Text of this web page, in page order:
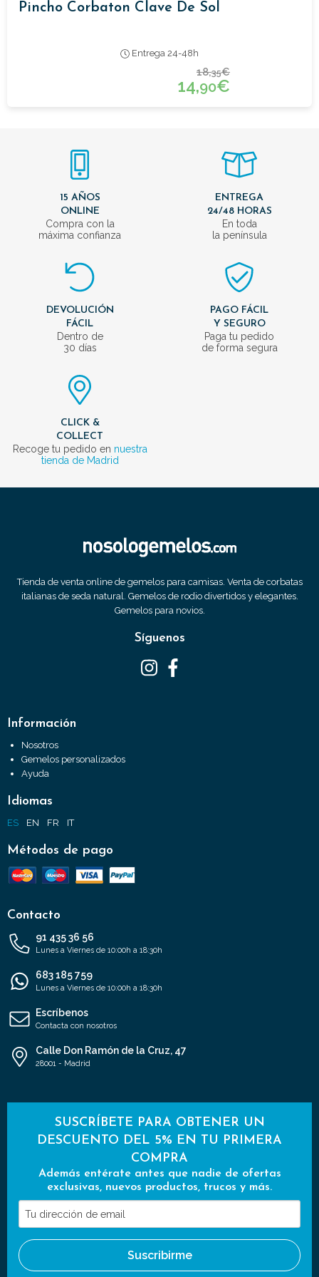
Pincho Corbaton Clave De Sol
Entrega 24-48h
18,35€
14,90€
15 AÑOS
ONLINE
Compra con la
máxima confianza
ENTREGA
24/48 HORAS
En toda
la península
DEVOLUCIÓN
FÁCIL
Dentro de
30 días
PAGO FÁCIL
Y SEGURO
Paga tu pedido
de forma segura
CLICK &
COLLECT
Recoge tu pedido en nuestra
tienda de Madrid
Tienda de venta online de gemelos para camisas. Venta de corbatas
italianas de seda natural. Gemelos de rodio divertidos y elegantes.
Gemelos para novios.
Síguenos
Información
Nosotros
Gemelos personalizados
Ayuda
Idiomas
ES EN FR IT
Métodos de pago
Contacto
91 435 36 56
Lunes a Viernes de 10:00h a 18:30h
683 185 759
Lunes a Viernes de 10:00h a 18:30h
Escríbenos
Contacta con nosotros
Calle Don Ramón de la Cruz, 47
28001 - Madrid
SUSCRÍBETE PARA OBTENER UN
DESCUENTO DEL 5% EN TU PRIMERA
COMPRA
Además entérate antes que nadie de ofertas
exclusivas, nuevos productos, trucos y más.
Tu
dirección
de
email
Suscribirme